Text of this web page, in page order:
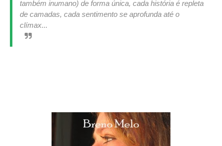
também inumano) de forma única, cada história é repleta
de camadas, cada sentimento se aprofunda até o
clímax...